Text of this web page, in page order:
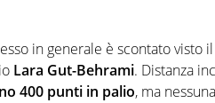
in generale è scontato visto
Lara Gut-Behrami. Distanza
400 punti in palio, ma